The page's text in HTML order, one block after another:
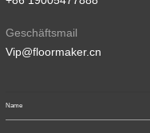
Geschäftsmail
Vip@floormaker.cn